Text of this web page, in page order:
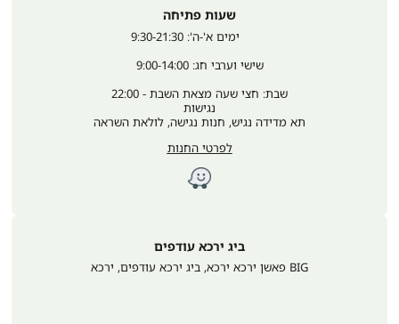
שעות פתיחה
שישי וערבי חג: 9:00-14:00
שבת: חצי שעה מצאת השבת - 22:00
נגישות
תא מדידה נגיש, חנות נגישה, לולאת השראה
לפרטי החנות
ביג ירכא עודפים
BIG פאשן ירכא ירכא, ביג ירכא עודפים , ירכא